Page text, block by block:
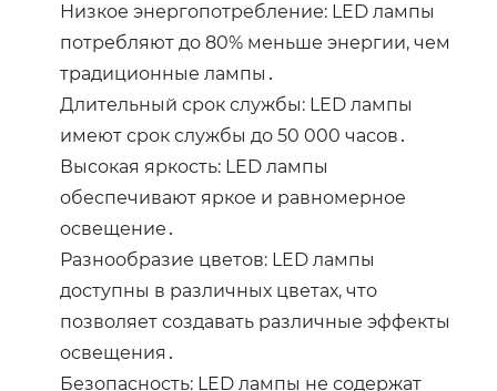
Низкое энергопотребление: LED лампы
потребляют до 80% меньше энергии‚ чем
традиционные лампы․
Длительный срок службы: LED лампы
имеют срок службы до 50 000 часов․
Высокая яркость: LED лампы
обеспечивают яркое и равномерное
освещение․
Разнообразие цветов: LED лампы
доступны в различных цветах‚ что
позволяет создавать различные эффекты
освещения․
Безопасность: LED лампы не содержат